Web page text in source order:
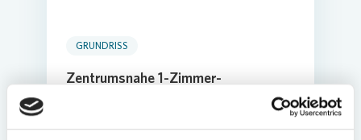
GRUNDRISS
Zentrumsnahe 1-Zimmer-
Stadtwohnung ideal für Studeten,